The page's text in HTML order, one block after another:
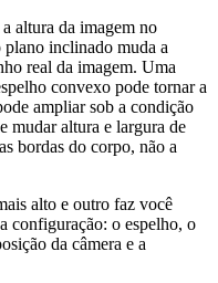
altura da imagem no
inclinado muda a
real da imagem. Uma
convexo pode tornar a
ampliar sob a condição
mudar altura e largura de
bordas do corpo, não a
alto e outro faz você
configuração: o espelho, o
da câmera e a